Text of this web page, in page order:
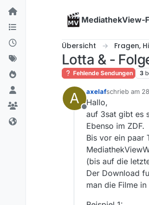
Skip to content
MediathekView-
Übersicht Fragen,
Lotta & -
Fehlende Sendungen 3
A
Offline
axelafschrieb am
zuletzt
Hallo,
auf 3sat gibt es
Ebenso im ZDF.
Bis vor ein paar
(bis auf die
Der Download
man die Filme